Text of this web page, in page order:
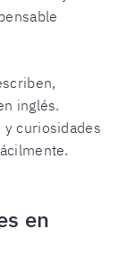
inglés.
y curiosidades
en